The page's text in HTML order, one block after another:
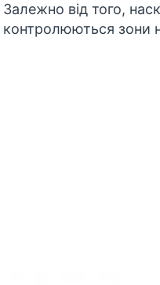
Залежно від того,
контролюються зони